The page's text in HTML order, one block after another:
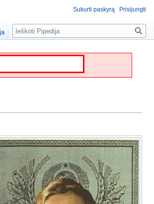
Sukurti paskyrą Prisijungti
Paieška